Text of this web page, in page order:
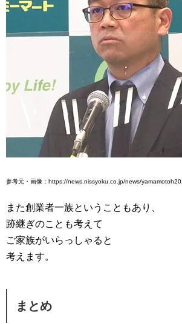
参考元・画像：https://news.nissyoku.co.jp/news/
また創業者一族ということもあり、
跡継ぎのことも考えて
ご家族がいらっしゃると
考えます。
まとめ